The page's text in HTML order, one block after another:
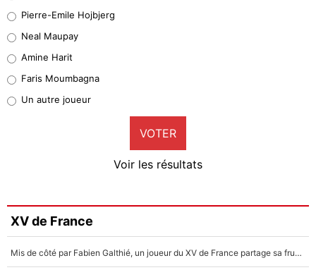
5%
1%
9%
Faris Moumbagna
5%
Un autre joueur
Pierre-Emile Hojbjerg
Neal Maupay
Amine Harit
Faris Moumbagna
Un autre joueur
VOTER
Voir les résultats
XV de France
Mis de côté par Fabien Galthié, un joueur du XV de France partage sa frustration : «ils ne me l’ont pas dit tout de suite»